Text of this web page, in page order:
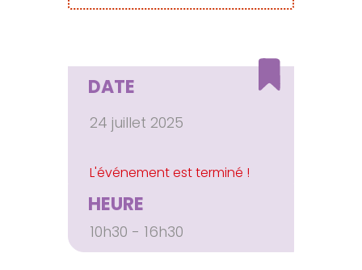
Faire Un Don
Connexion-membre
DATE
24 juillet 2025
HEURE
10h30 - 16h30